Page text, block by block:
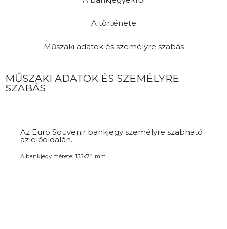
A története
Műszaki adatok és személyre szabás
MŰSZAKI ADATOK ÉS SZEMÉLYRE
SZABÁS
Az Euro Souvenir bankjegy személyre szabható
az előoldalán.
A bankjegy mérete: 135x74 mm